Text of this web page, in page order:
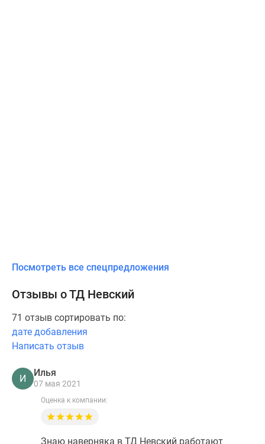
Посмотреть все спецпредложения
Отзывы о ТД Невский
71 отзыв сортировать по:
дате добавления
Написать отзыв
И
Илья
07 мая 2021
Оценка к компании:
Знаю наверняка в ТД Невский работают